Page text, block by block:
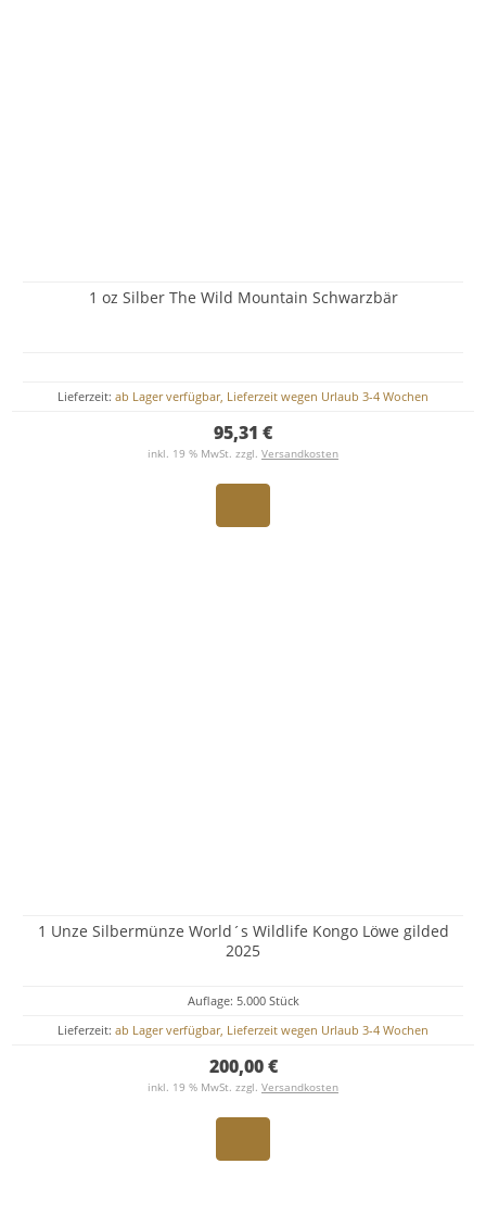
1 oz Silber The Wild Mountain Schwarzbär
Lieferzeit: ab Lager verfügbar, Lieferzeit wegen Urlaub 3-4 Wochen
95,31 €
inkl. 19 % MwSt. zzgl. Versandkosten
1 Unze Silbermünze World´s Wildlife Kongo Löwe gilded
2025
Auflage: 5.000 Stück
Lieferzeit: ab Lager verfügbar, Lieferzeit wegen Urlaub 3-4 Wochen
200,00 €
inkl. 19 % MwSt. zzgl. Versandkosten